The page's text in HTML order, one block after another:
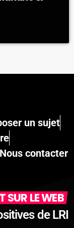
un sujet
Nous contacter
SUR LE WEB
de LRI